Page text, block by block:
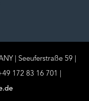
|
Seeuferstraße 59 |
172 83 16 701 |